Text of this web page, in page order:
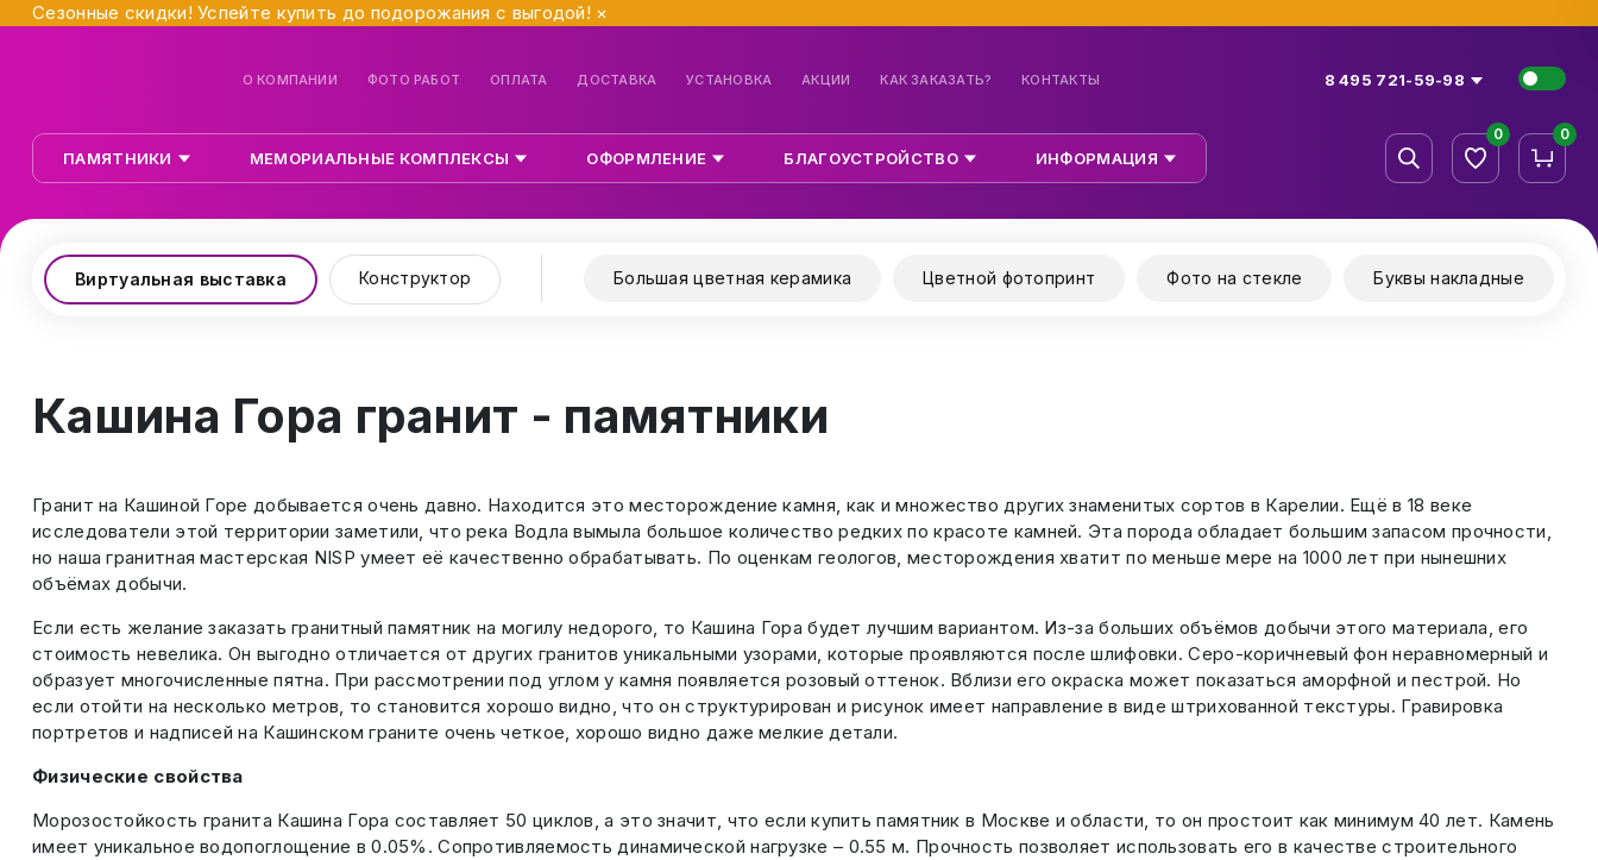
Сезонные скидки! Успейте купить до подорожания с выгодой! ×
О КОМПАНИИ ФОТО РАБОТ ОПЛАТА ДОСТАВКА УСТАНОВКА АКЦИИ КАК ЗАКАЗАТЬ? КОНТАКТЫ 8 495 721-59-98
ПАМЯТНИКИ МЕМОРИАЛЬНЫЕ КОМПЛЕКСЫ ОФОРМЛЕНИЕ БЛАГОУСТРОЙСТВО ИНФОРМАЦИЯ
0 0
Виртуальная выставка Конструктор Большая цветная керамика Цветной фотопринт Фото на стекле Буквы накладные
Кашина Гора гранит - памятники
Гранит на Кашиной Горе добывается очень давно. Находится это месторождение камня, как и множество других знаменитых сортов в Карелии. Ещё в 18 веке
исследователи этой территории заметили, что река Водла вымыла большое количество редких по красоте камней. Эта порода обладает большим запасом прочности,
но наша гранитная мастерская NISP умеет её качественно обрабатывать. По оценкам геологов, месторождения хватит по меньше мере на 1000 лет при нынешних
объёмах добычи.
Если есть желание заказать гранитный памятник на могилу недорого, то Кашина Гора будет лучшим вариантом. Из-за больших объёмов добычи этого материала, его
стоимость невелика. Он выгодно отличается от других гранитов уникальными узорами, которые проявляются после шлифовки. Серо-коричневый фон неравномерный и
образует многочисленные пятна. При рассмотрении под углом у камня появляется розовый оттенок. Вблизи его окраска может показаться аморфной и пестрой. Но
если отойти на несколько метров, то становится хорошо видно, что он структурирован и рисунок имеет направление в виде штрихованной текстуры. Гравировка
портретов и надписей на Кашинском граните очень четкое, хорошо видно даже мелкие детали.
Физические свойства
Морозостойкость гранита Кашина Гора составляет 50 циклов, а это значит, что если купить памятник в Москве и области, то он простоит как минимум 40 лет. Камень
имеет уникальное водопоглощение в 0.05%. Сопротивляемость динамической нагрузке – 0.55 м. Прочность позволяет использовать его в качестве строительного